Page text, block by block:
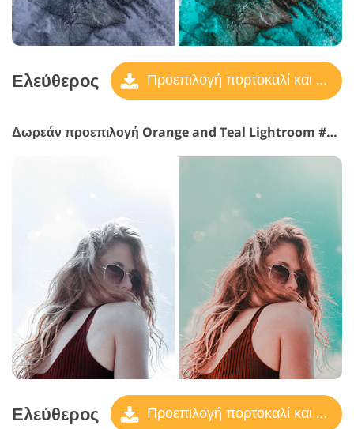
Ελεύθερος Προεπιλογή πορτοκαλί και γαλαζοπράσινο
Δωρεάν προεπιλογή Orange and Teal Lightroom #29 "Haze"
Ελεύθερος Προεπιλογή πορτοκαλί και γαλαζοπράσινο